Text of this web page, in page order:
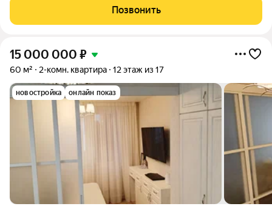
квартиры очень хорошее, чистая, светлая, теплая. Рядом вся
развитая
Позвонить
15 000 000 ₽
60 м² 2-комн. квартира 12 этаж из 17
новостройка онлайн показ